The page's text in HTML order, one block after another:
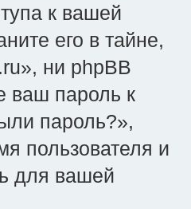
к вашей
его в тайне,
ни phpBB
ваш пароль к
пароль?»,
пользователя и
для вашей